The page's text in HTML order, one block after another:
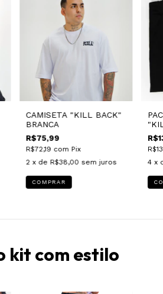
CAMISETA "KILL BACK"
BRANCA
R$75,99
R$72,19 com Pix
2 x de R$38,00 sem juros
COMPRAR
4 x
kit com estilo